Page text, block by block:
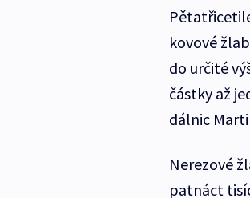
kovové
do určité
částky až
dálnic
Nerezové
patnáct